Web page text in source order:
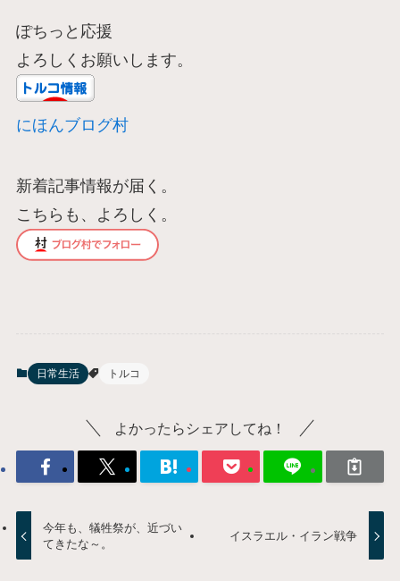
ぽちっと応援
よろしくお願いします。
にほんブログ村
新着記事情報が届く。
こちらも、よろしく。
日常生活 トルコ
よかったらシェアしてね！
今年も、犠牲祭が、近づい
てきたな～。
イスラエル・イラン戦争